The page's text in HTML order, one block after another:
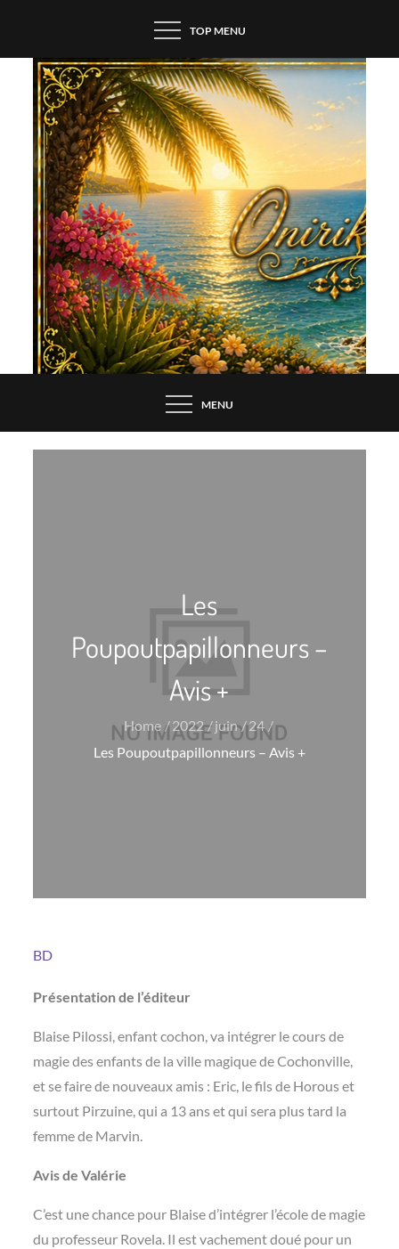
content
TOP MENU
MENU
Les
Poupoutpapillonneurs –
Avis +
Home 2022 juin
24
Les Poupoutpapillonneurs – Avis +
BD
Présentation de l’éditeur
Blaise Pilossi, enfant cochon, va intégrer le cours de
magie des enfants de la ville magique de Cochonville,
et se faire de nouveaux amis : Eric, le fils de Horous et
surtout Pirzuine, qui a 13 ans et qui sera plus tard la
femme de Marvin.
Avis de Valérie
C’est une chance pour Blaise d’intégrer l’école de magie
du professeur Rovela. Il est vachement doué pour un